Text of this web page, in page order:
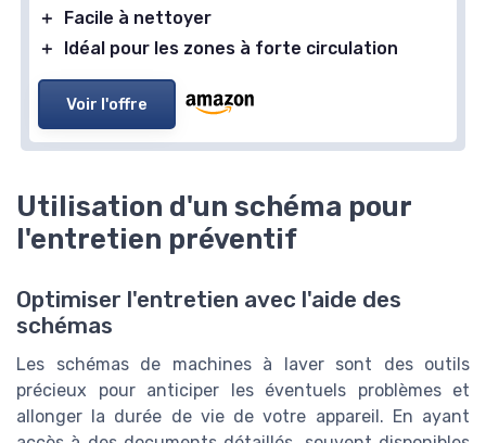
＋
Facile à nettoyer
＋
Idéal pour les zones à forte circulation
Voir l'offre
Utilisation d'un schéma pour
l'entretien préventif
Optimiser l'entretien avec l'aide des
schémas
Les schémas de machines à laver sont des outils
précieux pour anticiper les éventuels problèmes et
allonger la durée de vie de votre appareil. En ayant